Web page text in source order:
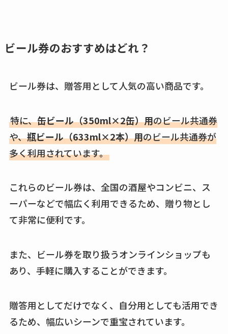
め替えはどこで売っ
通販調査
売ってる場所はど
こ？楽天・amazonで
しまむら布団セット
の料金は？セール・
karseellはどこで売っ
ズで買える？楽天や
amazonなど通販の販
売店も調査
ビール券のおすすめはどれ？
ビール券は、贈答用として人気の高い商品です。
特に、缶ビール（350ml×2缶）用のビール共通券
や、瓶ビール（633ml×2本）用のビール共通券が
多く利用されています。
これらのビール券は、全国の酒屋やコンビニ、ス
ーパーなどで幅広く利用できるため、贈り物とし
て非常に便利です。
また、ビール券を取り扱うオンラインショップも
あり、手軽に購入することができます。
贈答用としてだけでなく、自分用としても活用でき
るため、幅広いシーンで重宝されています。